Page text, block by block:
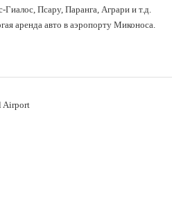
Псару, Паранга, Аграри и т.д.
аренда авто в аэропорту Миконоса.
Airport